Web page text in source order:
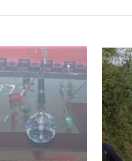
Read
More